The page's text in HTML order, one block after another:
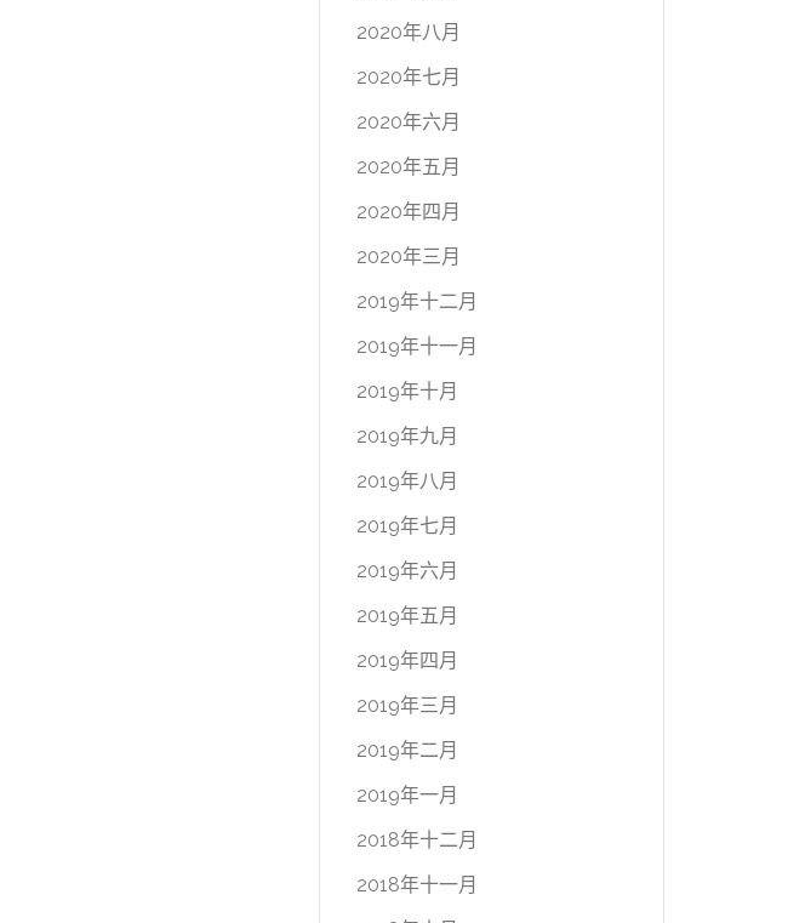
2020年八月
2020年七月
2020年六月
2020年五月
2020年四月
2020年三月
2019年十二月
2019年十一月
2019年十月
2019年九月
2019年八月
2019年七月
2019年六月
2019年五月
2019年四月
2019年三月
2019年二月
2019年一月
2018年十二月
2018年十一月